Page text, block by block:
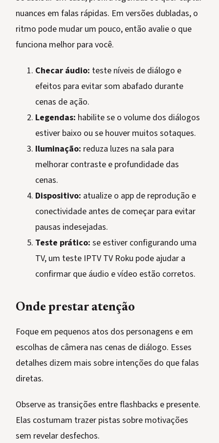
nuances em falas rápidas. Em versões dubladas, o
ritmo pode mudar um pouco, então avalie o que
funciona melhor para você.
Checar áudio: teste níveis de diálogo e
efeitos para evitar som abafado durante
cenas de ação.
Legendas: habilite se o volume dos diálogos
estiver baixo ou se houver muitos sotaques.
Iluminação: reduza luzes na sala para
melhorar contraste e profundidade das
cenas.
Dispositivo: atualize o app de reprodução e
conectividade antes de começar para evitar
pausas indesejadas.
Teste prático: se estiver configurando uma
TV, um teste IPTV TV Roku pode ajudar a
confirmar que áudio e vídeo estão corretos.
Onde prestar atenção
Foque em pequenos atos dos personagens e em
escolhas de câmera nas cenas de diálogo. Esses
detalhes dizem mais sobre intenções do que falas
diretas.
Observe as transições entre flashbacks e presente.
Elas costumam trazer pistas sobre motivações
sem revelar desfechos.